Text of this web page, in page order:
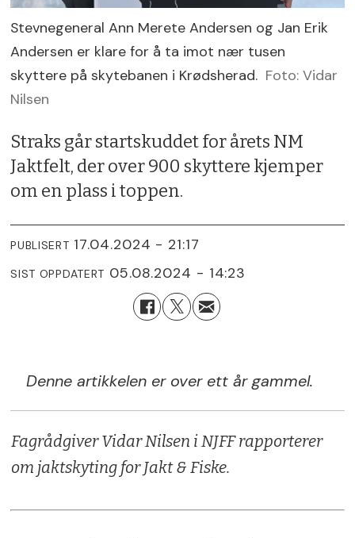
Stevnegeneral Ann Merete Andersen og Jan Erik
Andersen er klare for å ta imot nær tusen
skyttere på skytebanen i Krødsherad. Foto: Vidar
Nilsen
Straks går startskuddet for årets NM
Jaktfelt, der over 900 skyttere kjemper
om en plass i toppen.
PUBLISERT 17.04.2024 - 21:17
SIST OPPDATERT 05.08.2024 - 14:23
Denne artikkelen er over ett år gammel.
Fagrådgiver Vidar Nilsen i NJFF rapporterer
om jaktskyting for Jakt & Fiske.